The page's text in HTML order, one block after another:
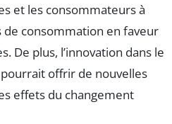
et les consommateurs à
consommation en faveur
De plus, l’innovation dans le
offrir de nouvelles
effets du changement